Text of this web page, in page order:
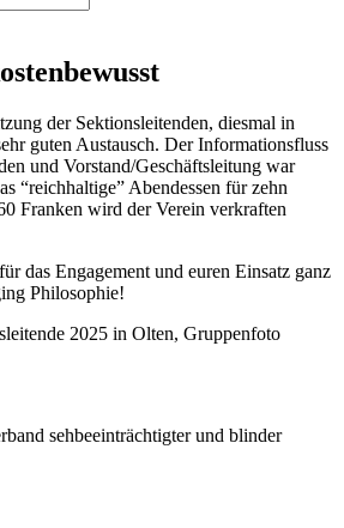
der Sektionsleitenden, diesmal in
guten Austausch. Der Informationsfluss
und Vorstand/Geschäftsleitung war
“reichhaltige” Abendessen für zehn
Franken wird der Verein verkraften
das Engagement und euren Einsatz ganz
Philosophie!
sehbeeinträchtigter und blinder